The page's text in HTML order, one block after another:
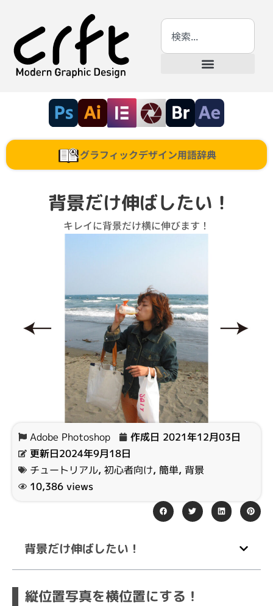
グラフィックデザイン用語辞典
背景だけ伸ばしたい！
キレイに背景だけ横に伸びます！
Adobe Photoshop 作成日 2021年12月03日
更新日2024年9月18日
チュートリアル, 初心者向け, 簡単, 背景
10,386 views
背景だけ伸ばしたい！
縦位置写真を横位置にする！